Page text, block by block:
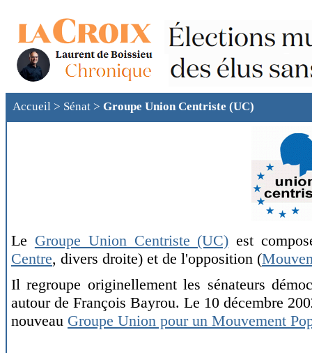
Accueil > Sénat > Groupe Union Centriste (UC)
Le Groupe Union Centriste (UC) est
Centre, divers droite) et de l'opposition (
Il regroupe originellement les sénateurs
autour de François Bayrou. Le 10 décembre
nouveau Groupe Union pour un Mouvement